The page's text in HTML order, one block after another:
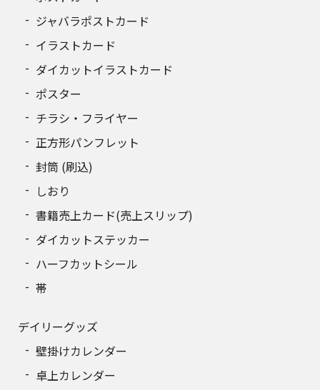
ジャバラポストカード
イラストカード
ダイカットイラストカード
ポスター
チラシ・フライヤー
正方形パンフレット
封筒 (刷込)
しおり
書籍売上カード(売上スリップ)
ダイカットステッカー
ハーフカットシール
帯
デイリーグッズ
壁掛けカレンダー
卓上カレンダー